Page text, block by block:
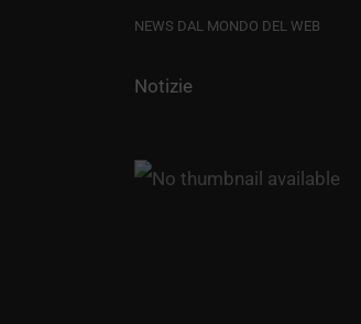
NEWS DAL MONDO DEL WEB
Notizie